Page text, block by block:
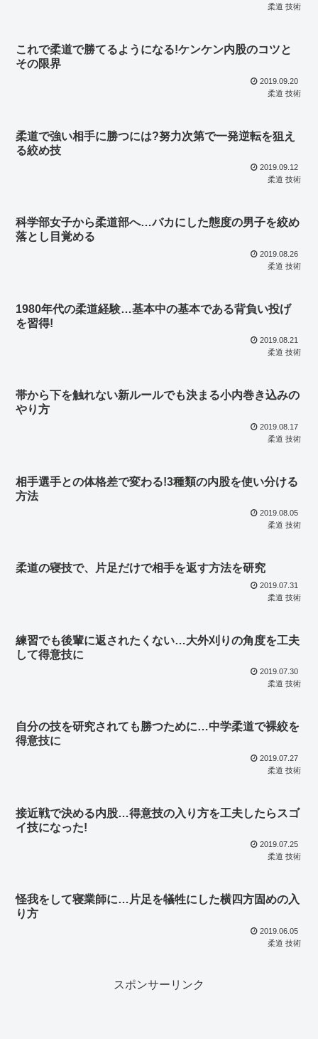
柔道 技術
これで柔道で勝てるようになる!ケンケン内股のコツと
その限界
2019.09.20
柔道 技術
柔道で強い相手に勝つには?努力次第で一発逆転を狙え
る絞め技
2019.09.12
柔道 技術
科学部女子から柔道部へ…バカにした態度の男子を絞め
落とし目覚める
2019.08.26
柔道 技術
1980年代の柔道経験…基本中の基本である背負い投げ
を習得!
2019.08.21
柔道 技術
帯から下を触れない新ルールでも決まる小内巻き込みの
やり方
2019.08.17
柔道 技術
相手選手との体格差で変わる!3種類の内股を使い分ける
方法
2019.08.05
柔道 技術
柔道の寝技で、片足だけで相手を返す方法を研究
2019.07.31
柔道 技術
練習でも後輩に返されたくない…大外刈りの角度を工夫
して得意技に
2019.07.30
柔道 技術
自分の技を研究されても勝つために…中学柔道で裸絞を
得意技に
2019.07.27
柔道 技術
接近戦で決める内股…得意技の入り方を工夫したらスゴ
イ技になった!
2019.07.25
柔道 技術
怪我をして寝業師に…片足を犠牲にした横四方固めの入
り方
2019.06.05
柔道 技術
スポンサーリンク